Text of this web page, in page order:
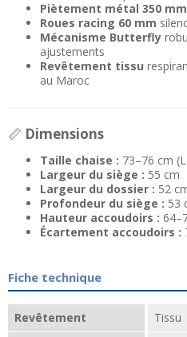
Piètement métal 350 mm
Roues racing 60 mm
Mécanisme Butterfly
ajustements
Revêtement tissu
au Maroc
📏 Dimensions
Taille chaise : 73–76 cm
Largeur du siège : 55 cm
Largeur du dossier : 52
Profondeur du siège : 53
Hauteur accoudoirs :
Écartement accoudoirs :
Fiche technique
Revêtement
Tissu